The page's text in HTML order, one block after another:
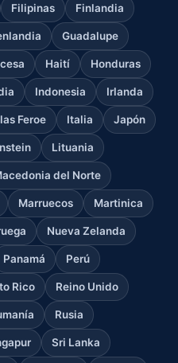
Filipinas Finlandia
Guadalupe
Haití Honduras
Indonesia Irlanda
Feroe Italia Japón
Lituania
del Norte
Marruecos Martinica
Nueva Zelanda
Panamá Perú
Rico Reino Unido
Rusia
Sri Lanka